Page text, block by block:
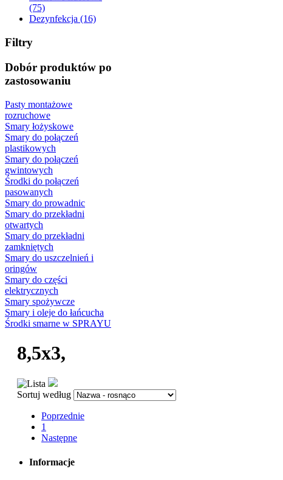
(75)
Dezynfekcja (16)
Filtry
Dobór produktów po
zastosowaniu
Pasty montażowe
rozruchowe
Smary łożyskowe
Smary do połączeń
plastikowych
Smary do połączeń
gwintowych
Środki do połączeń
pasowanych
Smary do prowadnic
Smary do przekładni
otwartych
Smary do przekładni
zamkniętych
Smary do uszczelnień i
oringów
Smary do części
elektrycznych
Smary spożywcze
Smary i oleje do łańcucha
Środki smarne w SPRAYU
8,5x3,
Sortuj według
Poprzednie
1
Następne
Informacje